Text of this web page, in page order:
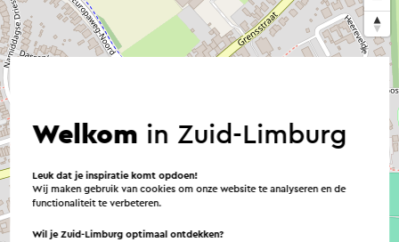
Welkom in Zuid-Limburg
Leuk dat je inspiratie komt opdoen!
Wij maken gebruik van cookies om onze website te analyseren en de
functionaliteit te verbeteren.
Wil je Zuid-Limburg optimaal ontdekken?